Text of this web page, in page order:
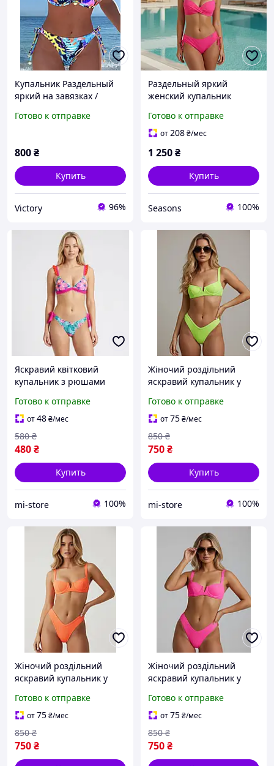
Купальник Раздельный
яркий на завязках /
принтом / размер L-XL
Готово к отправке
800₴
Купить
Victory 96%
Раздельный яркий
женский купальник
Готово к отправке
от208₴/мес
1 250₴
Купить
Seasons 100%
Яскравий квітковий
купальник з рюшами
зав'язках S Різнобарвний
(6031)
Готово к отправке
от48₴/мес
480₴
580 ₴
Купить
mi-store 100%
Жіночий роздільний
яскравий купальник у
Салатний (6094)
Готово к отправке
от75₴/мес
750₴
850 ₴
Купить
mi-store 100%
Жіночий роздільний
яскравий купальник у
Помаранчевий (6094)
Готово к отправке
от75₴/мес
750₴
850 ₴
Жіночий роздільний
яскравий купальник у
Рожевий (6094)
Готово к отправке
от75₴/мес
750₴
850 ₴